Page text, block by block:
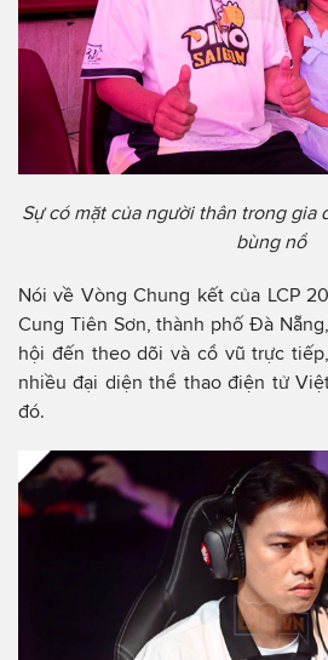
Sự có mặt của người thân trong gia
bùng nổ
Nói về Vòng Chung kết của LCP
Cung Tiên Sơn, thành phố Đà
hội đến theo dõi và cổ vũ trực
nhiều đại diện thể thao điện tử
đó.